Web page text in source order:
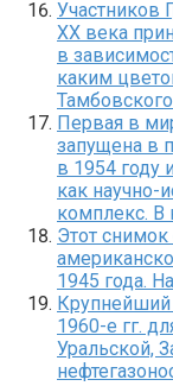
Участников
XX века
в
каким
Первая в
запущена в
в 1954 году
как научно-
комплекс. В
Этот
1945 года.
Крупнейший
1960-е гг.
Уральской,